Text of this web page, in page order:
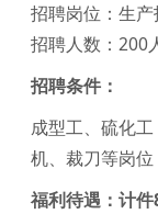
招聘岗位：生
招聘人数：200
招聘条件：
成型工、硫化
机、裁刀等岗位
福利待遇： 计